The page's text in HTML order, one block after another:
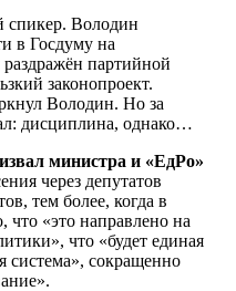
спикер. Володин
в Госдуму на
партийной
законопроект.
Володин. Но за
дисциплина, однако…
министра и «ЕдРо»
через депутатов
тем более, когда в
что «это направлено на
что «будет единая
система», сокращенно